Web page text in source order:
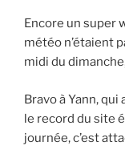
Encore un super
météo n’étaient
midi du
Bravo à Yann,
le record du site
journée, c’est